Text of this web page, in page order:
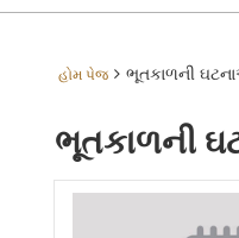
હોમ પેજ ભૂતકાળની
ભૂતકાળની